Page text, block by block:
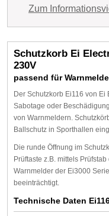
Zum
Schutzkorb Ei
230V
passend für
Der Schutzkorb Ei116 von
Sabotage oder
von Warnmeldern.
Ballschutz in Sporthallen
Die runde Öffnung im
Prüftaste z.B. mittels
Warnmelder der Ei3000
beeinträchtigt.
Technische Daten